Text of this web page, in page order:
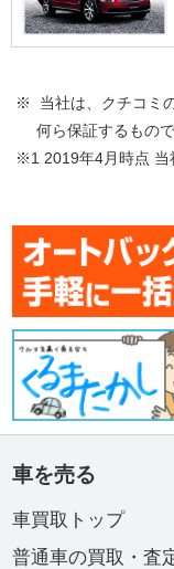
※ 当社は、クチコミ
何ら保証するもの
※1 2019年4月時点 当
車を売る
車買取トップ
普通車の買取・査